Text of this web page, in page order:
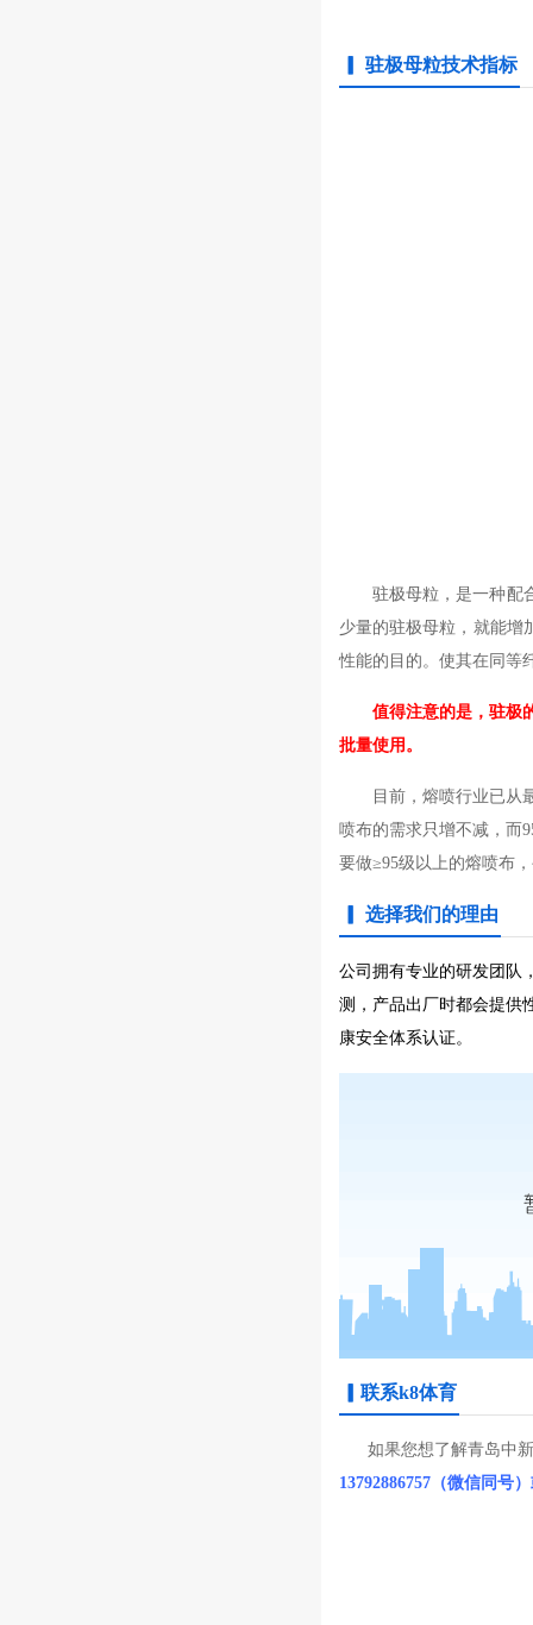
▎ 驻极母粒技术指标
驻极母粒，是一种配
少量的驻极母粒，就能增
性能的目的。使其在同等
值得注意的是 ，驻极
批量使用。
目前，熔喷行业已从
喷布的需求只增不减，而
要做≥95级以上的熔喷布
▎ 选择我们的理由
公司拥有专业的研发团队
测，产品出厂时都会提供
康安全体系认证。
▎联系k8体育
如果您想了解青岛中新
13792886757（微信同号